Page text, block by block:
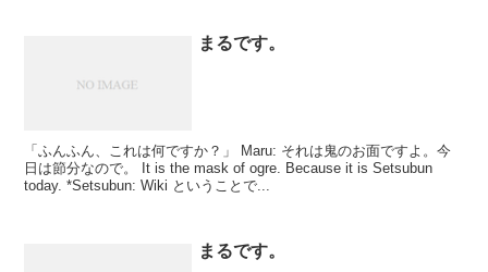
まるです。
「ふんふん、これは何ですか？」 Maru: それは鬼のお面ですよ。今
日は節分なので。 It is the mask of ogre. Because it is Setsubun
today. *Setsubun: Wiki ということで...
まるです。